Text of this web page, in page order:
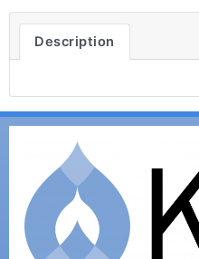
Description